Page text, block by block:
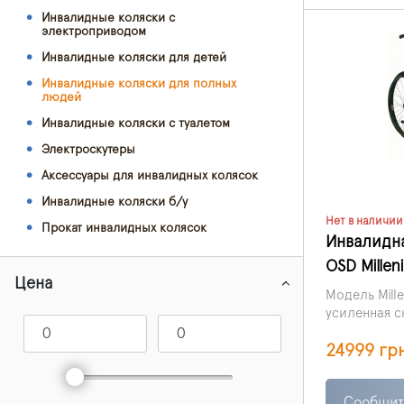
Инвалидные коляски с
электроприводом
Инвалидные коляски для детей
Инвалидные коляски для полных
людей
Инвалидные коляски с туалетом
Электроскутеры
Аксессуары для инвалидных колясок
Инвалидные коляски б/у
Прокат инвалидных колясок
Цена
Нет в наличии
OSD
Модель
усиленная
24999